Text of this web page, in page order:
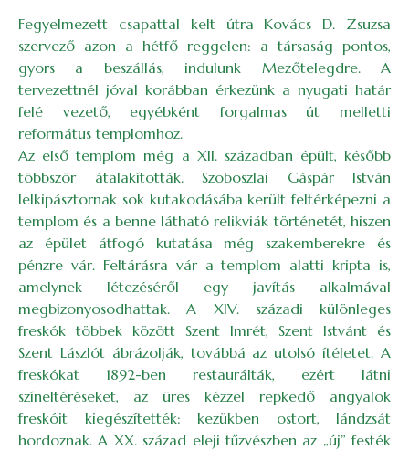
Fegyelmezett csapattal kelt útra Kovács D. Zsuzsa
szervező azon a hétfő reggelen: a társaság pontos,
gyors a beszállás, indulunk Mezőtelegdre. A
tervezettnél jóval korábban érkezünk a nyugati határ
felé vezető, egyébként forgalmas út melletti
református templomhoz.
Az első templom még a XII. században épült, később
többször átalakították. Szoboszlai Gáspár István
lelkipásztornak sok kutakodásába került feltérképezni a
templom és a benne látható relikviák történetét, hiszen
az épület átfogó kutatása még szakemberekre és
pénzre vár. Feltárásra vár a templom alatti kripta is,
amelynek létezéséről egy javítás alkalmával
megbizonyosodhattak. A XIV. századi különleges
freskók többek között Szent Imrét, Szent Istvánt és
Szent Lászlót ábrázolják, továbbá az utolsó ítéletet. A
freskókat 1892-ben restaurálták, ezért látni
színeltéréseket, az üres kézzel repkedő angyalok
freskóit kiegészítették: kezükben ostort, lándzsát
hordoznak. A XX. század eleji tűzvészben az „új” festék